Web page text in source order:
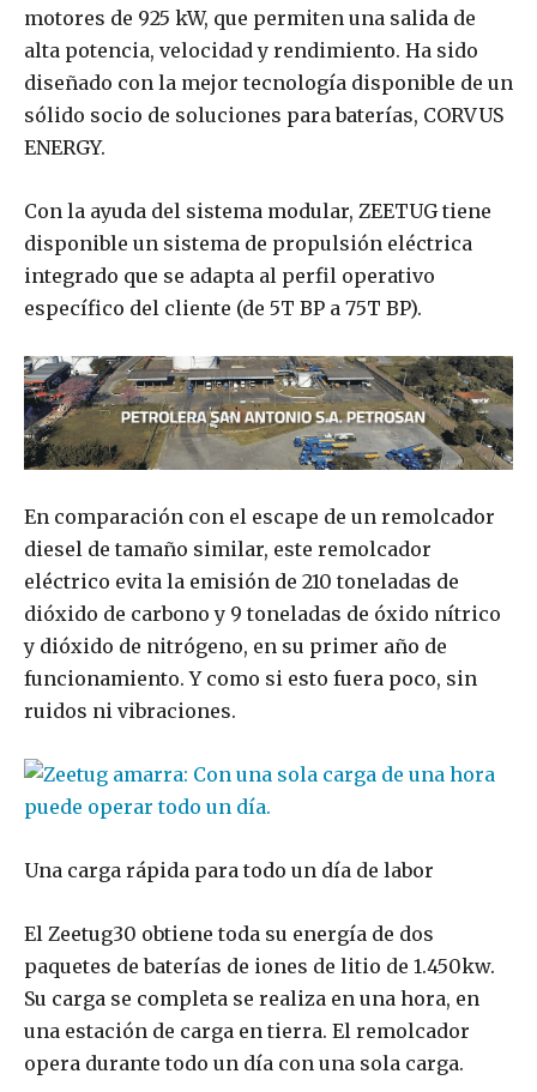
motores de 925 kW, que permiten una salida de
alta potencia, velocidad y rendimiento. Ha sido
diseñado con la mejor tecnología disponible de un
sólido socio de soluciones para baterías, CORVUS
ENERGY.
Con la ayuda del sistema modular, ZEETUG tiene
disponible un sistema de propulsión eléctrica
integrado que se adapta al perfil operativo
específico del cliente (de 5T BP a 75T BP).
En comparación con el escape de un remolcador
diesel de tamaño similar, este remolcador
eléctrico evita la emisión de 210 toneladas de
dióxido de carbono y 9 toneladas de óxido nítrico
y dióxido de nitrógeno, en su primer año de
funcionamiento. Y como si esto fuera poco, sin
ruidos ni vibraciones.
Una carga rápida para todo un día de labor
El Zeetug30 obtiene toda su energía de dos
paquetes de baterías de iones de litio de 1.450kw.
Su carga se completa se realiza en una hora, en
una estación de carga en tierra. El remolcador
opera durante todo un día con una sola carga.